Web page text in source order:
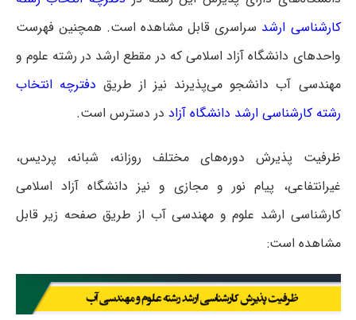
کارشناسی ارشد سراسریقابل مشاهده است. همچنین فهرست
واحدهای دانشگاه آزاد اسلامی که در مقطع ارشد در رشته علوم و
مهندسی آب دانشجو می‌پذیرند نیز از طریق دفترچه انتخاب
رشته کارشناسی ارشد دانشگاه آزاد در دسترس است.
ظرفیت پذیرش دوره‌های مختلف روزانه، شبانه، پردیس،
غیرانتفاعی، پیام نور و مجازی و نیز دانشگاه آزاد اسلامی
کارشناسی ارشد علوم و مهندسی آب از طریق صفحه زیر قابل
مشاهده است: